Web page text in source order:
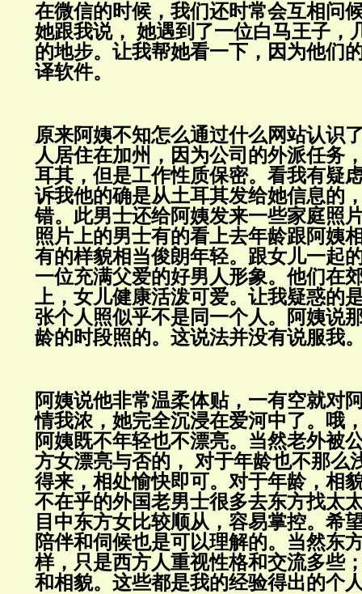
在微信的时候，我们还时常会互相问
她跟我说， 她遇到了一位白马王子，
的地步。让我帮她看一下，因为他们
译软件。
原来阿姨不知怎么通过什么网站认识
人居住在加州，因为公司的外派任务
耳其，但是工作性质保密。看我有疑
诉我他的确是从土耳其发给她信息的
错。此男士还给阿姨发来一些家庭照
照片上的男士有的看上去年龄跟阿姨
有的样貌相当俊朗年轻。跟女儿一起
一位充满父爱的好男人形象。他们在
上，女儿健康活泼可爱。让我疑惑的
张个人照似乎不是同一个人。阿姨说
龄的时段照的。这说法并没有说服我
阿姨说他非常温柔体贴，一有空就对
情我浓，她完全沉浸在爱河中了。哦
阿姨既不年轻也不漂亮。当然老外被
方女漂亮与否的，
对于年龄也不那么
得来，相处愉快即可。对于年龄，相
不在乎的外国老男士很多去东方找太
目中东方女比较顺从，容易掌控。希
陪伴和伺候也是可以理解的。当然东
样，只是西方人重视性格和交流多些
和相貌。这些都是我的经验得出的个